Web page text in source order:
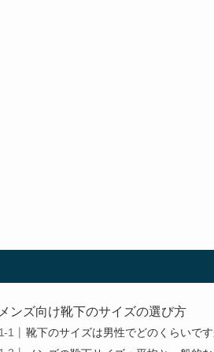
メンズ向け靴下のサイズの選び方
靴下のサイズは男性でどのくらいです